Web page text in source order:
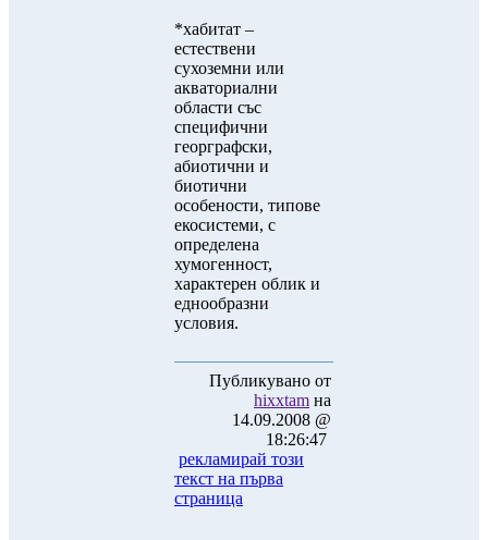
*хабитат –
естествени
сухоземни или
акваториални
области със
специфични
георграфски,
абиотични и
биотични
особености, типове
екосистеми, с
определена
хумогенност,
характерен облик и
еднообразни
условия.
Публикувано от
hixxtam на
14.09.2008 @
18:26:47
рекламирай този
текст на първа
страница